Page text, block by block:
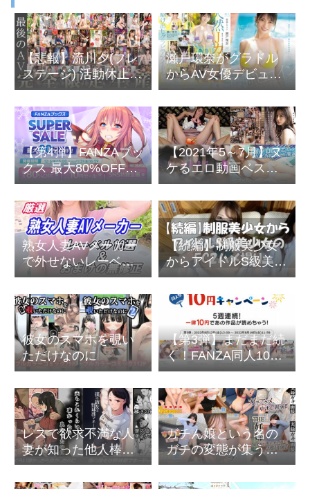
【悲報】流川夕(プレ
ステージ) 活動休止か
ら引退へ
瀬戸環奈がグラドル
からAV女優デビュー
高身長にJカップ爆乳
のハイスぺボディ
【第4弾】FANZAブッ
クス 最大80%OFF
SUPER SALE 2024-
25 冬
【2021年5～7月】ヌ
ケるエロ動画ベスト
５～無修正からモザ
イクAVまで
熟女人妻AVメーカー
で外せないレーベル
10選＆おまけの無修
正
【続編】制服美少女
からアイドルS級美少
女のFC2ハメ撮り
彼女のスマホを覗い
ただけなのに
【第3弾】まだまだ続
く！FANZA同人10円
キャンペーン厳選5作
レスで欲求不満な人
妻が知った他人棒の
快楽･･･からの女子マ
ネがネトラレて快楽
ガチん娘という名の
ガチの変態が集うハ
メ撮り動画